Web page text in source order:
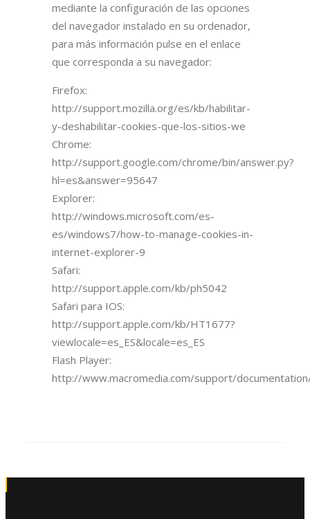
mediante la configuración de las opciones
del navegador instalado en su ordenador,
para más información pulse en el enlace
que corresponda a su navegador:
Firefox:
http://support.mozilla.org/es/kb/habilitar-
y-deshabilitar-cookies-que-los-sitios-we
Chrome:
http://support.google.com/chrome/bin/answer.py?
hl=es&answer=95647
Explorer:
http://windows.microsoft.com/es-
es/windows7/how-to-manage-cookies-in-
internet-explorer-9
Safari:
http://support.apple.com/kb/ph5042
Safari para IOS:
http://support.apple.com/kb/HT1677?
viewlocale=es_ES&locale=es_ES
Flash Player:
http://www.macromedia.com/support/